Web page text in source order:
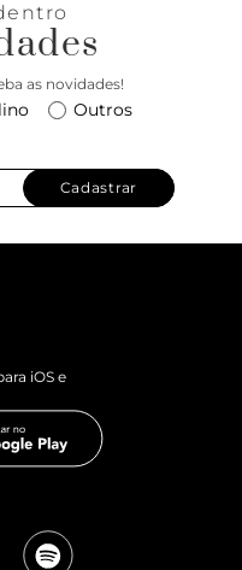
as novidades!
Outros
Cadastrar
iOS e